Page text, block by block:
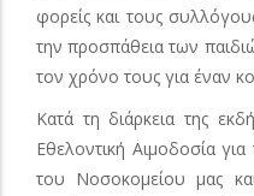
φορείς και τους
την προσπάθεια των
τον χρόνο τους για έναν
Κατά τη διάρκεια της
Εθελοντική Αιμοδοσία
του Νοσοκομείου μας